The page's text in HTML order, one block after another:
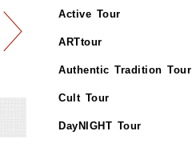
Active Tour
ARTtour
Authentic Tradition Tour
Cult Tour
DayNIGHT Tour